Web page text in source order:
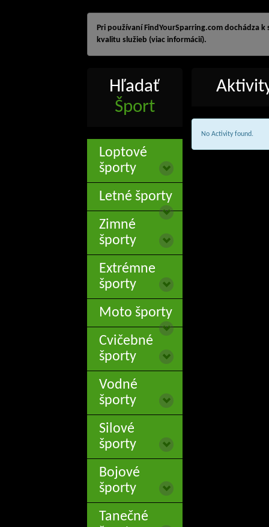
Pri používaní FindYourSparring.com dochádza
kvalitu služieb (viac informácií).
Hľadať
Šport
Loptové
športy
Letné športy
Zimné
športy
Extrémne
športy
Moto športy
Cvičebné
športy
Vodné
športy
Silové
športy
Bojové
športy
Tanečné
No Activity found.